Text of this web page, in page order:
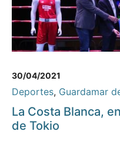
30/04/2021
Deportes, Guardamar
La Costa Blanca,
de Tokio